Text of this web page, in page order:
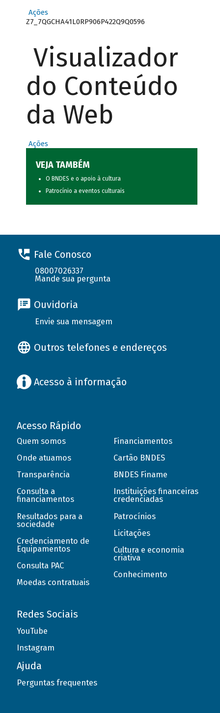
Ações
Z7_7QGCHA41L0RP906P422Q9Q0596
Visualizador
do Conteúdo
da Web
Ações
VEJA TAMBÉM
O BNDES e o apoio à cultura
Patrocínio a eventos culturais
Fale Conosco
08007026337
Mande sua pergunta
Ouvidoria
Envie sua mensagem
Outros telefones e endereços
Acesso à informação
Acesso Rápido
Quem somos
Onde atuamos
Transparência
Consulta a
financiamentos
Resultados para a
sociedade
Credenciamento de
Equipamentos
Consulta PAC
Moedas contratuais
Financiamentos
Cartão BNDES
BNDES Finame
Instituições financeiras
credenciadas
Patrocínios
Licitações
Cultura e economia
criativa
Conhecimento
Redes Sociais
YouTube
Instagram
Ajuda
Perguntas frequentes